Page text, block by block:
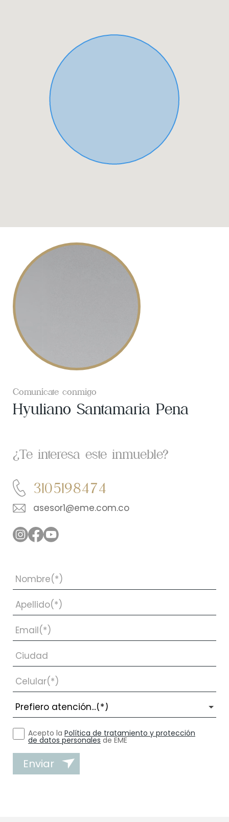
Comunícate conmigo
Hyuliano Santamaria Pena
¿Te interesa este inmueble?
3105198474
asesor1@eme.com.co
Acepto la Política de tratamiento y protección
de datos personalesde EME
Enviar